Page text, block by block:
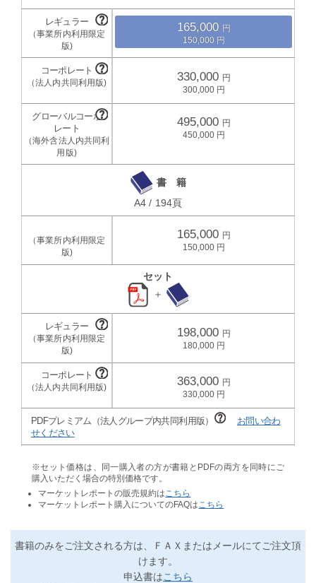
165,000
150,000
330,000
300,000
495,000
450,000
書 籍
A4 / 194頁
165,000
150,000
セット
＋
198,000
180,000
363,000
330,000
PDFプレミアム（法人グループ内共同利用版）
お問い合わ
せください
※セット価格は、同一購入者の方が書籍とPDFの両方を同時にご
購入いただく場合の特別価格です。
マーケットレポートの販売規約は こちら
マーケットレポート購入についてのFAQは こちら
書籍のみをご注文される方は、ＦＡＸまたはメールにてご注文頂
けます。
申込書はこちら